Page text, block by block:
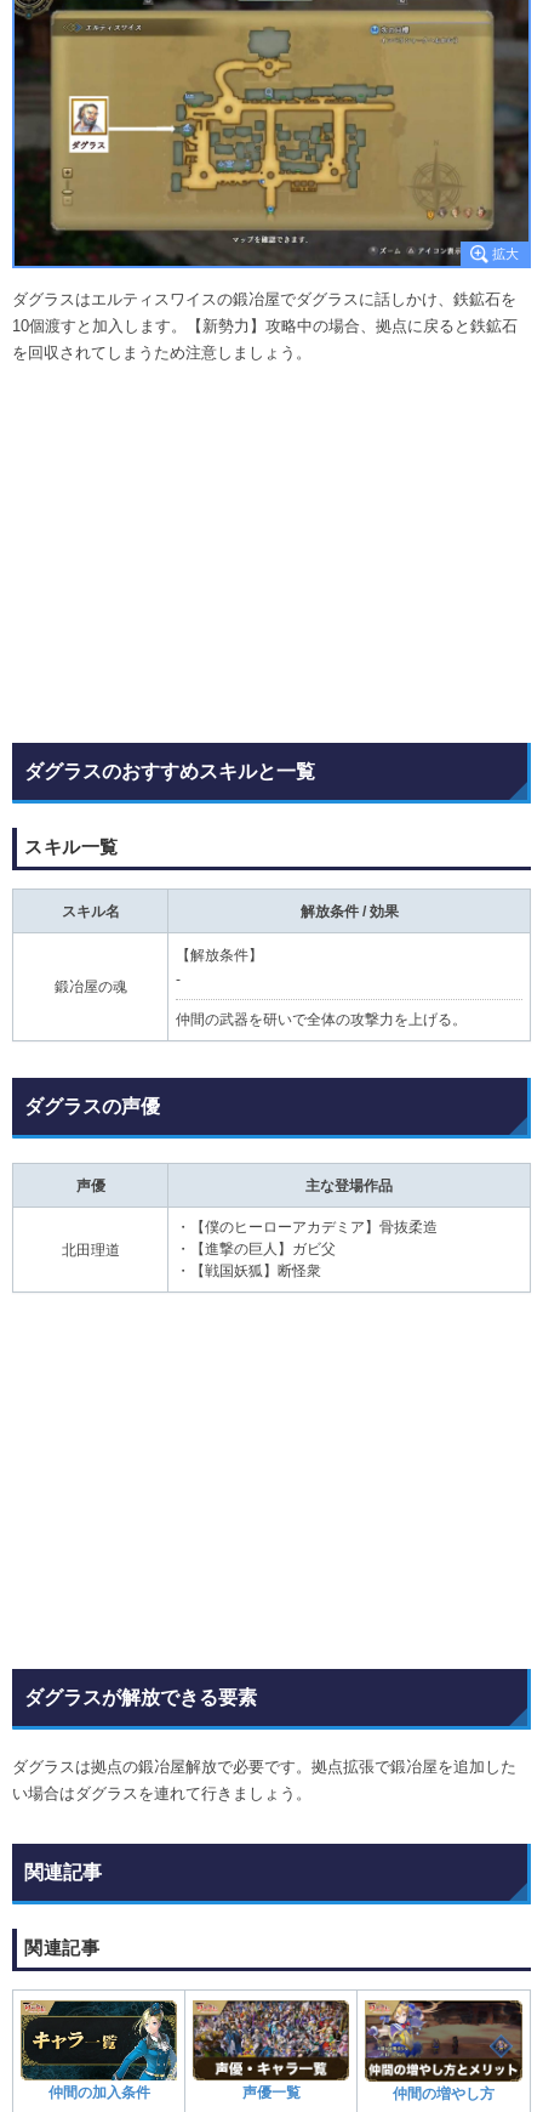
ダグラスはエルティスワイスの鍛冶屋でダグラスに話しかけ、鉄鉱石を
10個渡すと加入します。【新勢力】攻略中の場合、拠点に戻ると鉄鉱石
を回収されてしまうため注意しましょう。
ダグラスのおすすめスキルと一覧
スキル一覧
スキル名 解放条件 / 効果
鍛冶屋の魂
【解放条件】
-
仲間の武器を研いで全体の攻撃力を上げる。
ダグラスの声優
声優 主な登場作品
北田理道
・【僕のヒーローアカデミア】骨抜柔造
・【進撃の巨人】ガビ父
・【戦国妖狐】断怪衆
ダグラスが解放できる要素
ダグラスは拠点の鍛冶屋解放で必要です。拠点拡張で鍛冶屋を追加した
い場合はダグラスを連れて行きましょう。
関連記事
関連記事
仲間の加入条件 声優一覧 仲間の増やし方